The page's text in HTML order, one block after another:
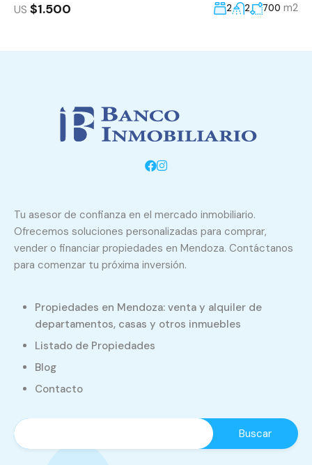
US $1.500 2 2 700 m2
Tu asesor de confianza en el mercado inmobiliario.
Ofrecemos soluciones personalizadas para comprar,
vender o financiar propiedades en Mendoza. Contáctanos
para comenzar tu próxima inversión.
Propiedades en Mendoza: venta y alquiler de
departamentos, casas y otros inmuebles
Listado de Propiedades
Blog
Contacto